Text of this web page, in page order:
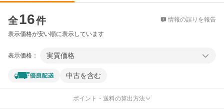
全16件 情報の誤りを報告
表示価格が安い順に表示しています
表示価格： 実質価格
中古を含む
ポイント・送料の算出方法